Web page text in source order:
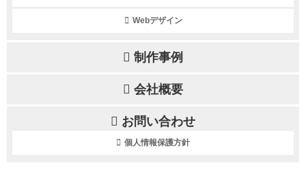
Webデザイン
制作事例
会社概要
お問い合わせ
個人情報保護方針